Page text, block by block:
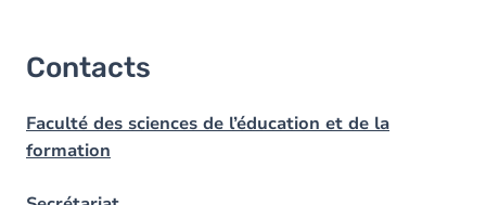
Contacts
Faculté des sciences de l’éducation et de la
formation